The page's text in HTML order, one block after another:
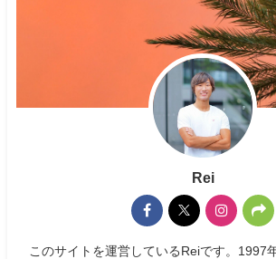
Rei
このサイトを運営しているReiです。1997